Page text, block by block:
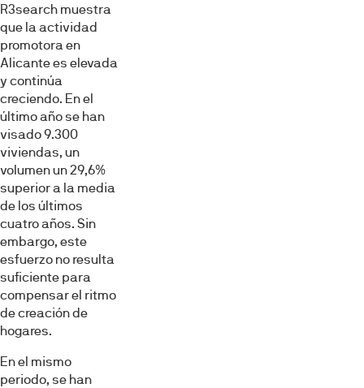
R3search muestra
que la actividad
promotora en
Alicante es elevada
y continúa
creciendo. En el
último año se han
visado 9.300
viviendas, un
volumen un 29,6%
superior a la media
de los últimos
cuatro años. Sin
embargo, este
esfuerzo no resulta
suficiente para
compensar el ritmo
de creación de
hogares.
En el mismo
periodo, se han